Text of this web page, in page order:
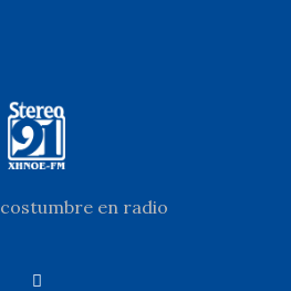
en radio